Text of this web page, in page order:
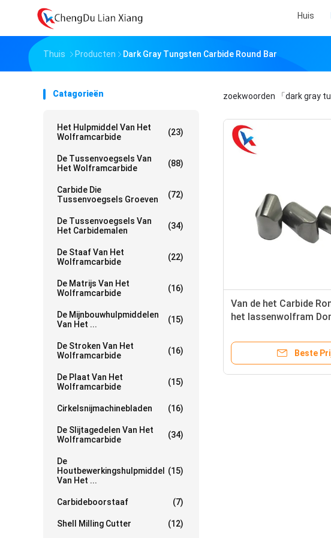
Huis
Thuis Producten Dark Gray Tungsten Carbide Round Bar
Catagorieën
Het Hulpmiddel Van Het
Wolframcarbide
(23)
De Tussenvoegsels Van
Het Wolframcarbide
(88)
Carbide Die
Tussenvoegsels Groeven
(72)
De Tussenvoegsels Van
Het Carbidemalen
(34)
De Staaf Van Het
Wolframcarbide
(22)
De Matrijs Van Het
Wolframcarbide
(16)
De Mijnbouwhulpmiddelen
Van Het ...
(15)
De Stroken Van Het
Wolframcarbide
(16)
De Plaat Van Het
Wolframcarbide
(15)
Cirkelsnijmachinebladen (16)
De Slijtagedelen Van Het
Wolframcarbide
(34)
De
Houtbewerkingshulpmiddel
Van Het ...
(15)
Carbideboorstaaf (7)
Shell Milling Cutter (12)
zoekwoorden 「dark gray
Van de het Carbide
het lassenwolfram
Beste